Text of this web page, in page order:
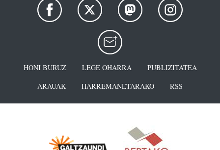
HONI BURUZ LEGE OHARRA
PUBLIZITATEA
ARAUAK
HARREMANETARAKO RSS